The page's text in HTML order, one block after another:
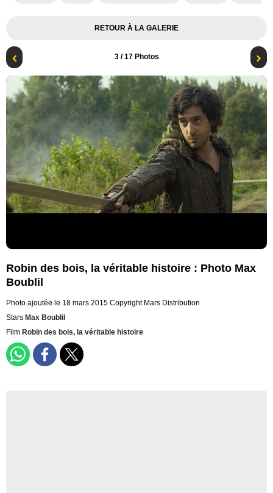
RETOUR À LA GALERIE
3/ 17 Photos
Robin des bois, la véritable histoire : Photo Max
Boublil
Photo ajoutée le 18 mars 2015 Copyright Mars Distribution
Stars Max Boublil
Film Robin des bois, la véritable histoire